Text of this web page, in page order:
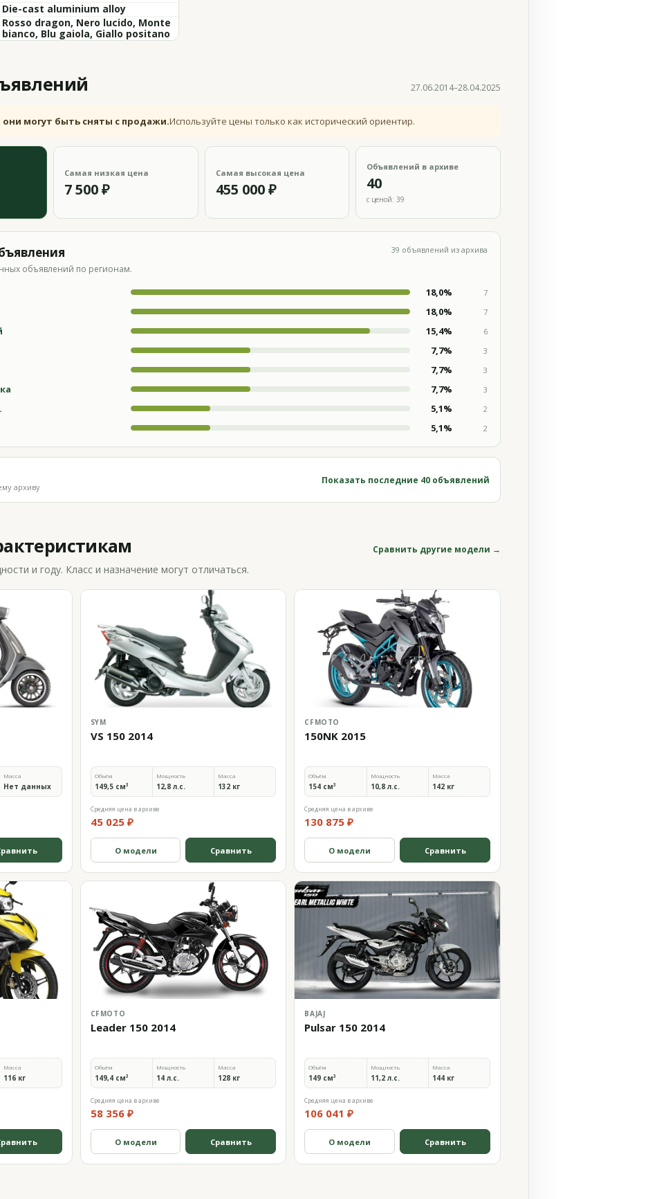
Die-cast aluminium alloy
Rosso dragon, Nero lucido, Monte
bianco, Blu gaiola, Giallo positano
27.06.2014–28.04.2025
могут быть сняты с продажи.Используйте цены только как исторический ориентир.
Самая низкая цена
7 500 ₽
Самая высокая цена
455 000 ₽
Объявлений в архиве
40
с ценой: 39
объявлений по регионам.
39 объявлений из архива
18,0%
7
18,0%
7
15,4%
6
7,7%
3
7,7%
3
7,7%
3
5,1%
2
5,1% 2
архиву
Показать последние 40 объявлений
Сравнить другие модели →
и году. Класс и назначение могут отличаться.
Масса
Нет данных
SYM
VS 150 2014
Объём
149,5 см³
Мощность
12,8 л.с.
Масса
132 кг
Средняя цена в архиве
45 025 ₽
О модели Сравнить
CFMOTO
150NK 2015
Объём
154 см³
Мощность
10,8 л.с.
Масса
142 кг
Средняя цена в архиве
130 875 ₽
О модели Сравнить
Масса
116 кг
CFMOTO
Leader 150 2014
Объём
149,4 см³
Мощность
14 л.с.
Масса
128 кг
Средняя цена в архиве
58 356 ₽
О модели Сравнить
BAJAJ
Pulsar 150 2014
Объём
149 см³
Мощность
11,2 л.с.
Масса
144 кг
Средняя цена в архиве
106 041 ₽
О модели Сравнить